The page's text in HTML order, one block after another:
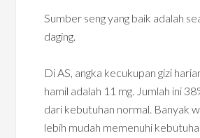
Sumber seng yang baik adalah
daging.
Di AS, angka kecukupan gizi
hamil adalah 11 mg. Jumlah ini
dari kebutuhan normal. Banyak
lebih mudah memenuhi